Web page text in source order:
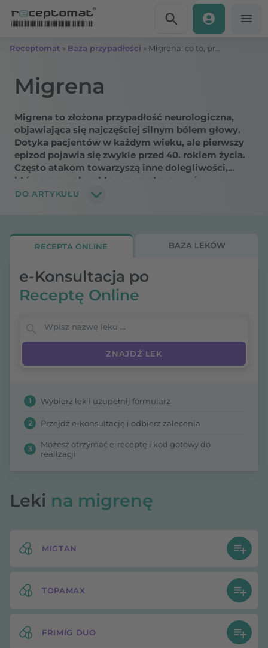
Receptomat » Baza przypadłości »
Migrena
Migrena to złożona przypadłość neurologiczna,
objawiająca się najczęściej silnym bólem głowy.
Dotyka pacjentów w każdym wieku, ale pierwszy
epizod pojawia się zwykle przed 40. rokiem życia.
Często atakom towarzyszą inne dolegliwości,
które wraz z charakterem występowania,
umiejscowieniem bólu lub czasem trwania
są objawy migreny?
DO ARTYKUŁU
RECEPTA ONLINE BAZA LEKÓW
e-Konsultacja po
Receptę Online
Wpisz nazwę leku
1 Wybierz lek i uzupełnij formularz
2 Przejdź e-konsultację i odbierz zalecenia
3
Możesz otrzymać e-receptę i kod gotowy do
realizacji
Leki na migrenę
MIGTAN
TOPAMAX
FRIMIG DUO